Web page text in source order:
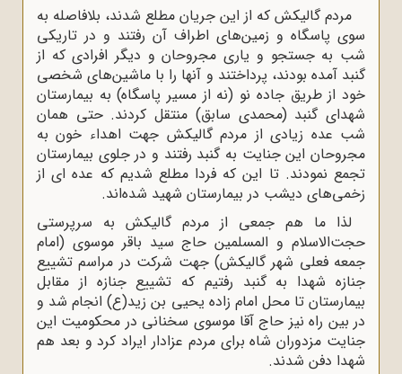
مردم گالیکش که از این جریان مطلع شدند، بلافاصله به
سوی پاسگاه و زمین‌های اطراف آن رفتند و در تاریکی
شب به جستجو و یاری مجروحان و دیگر افرادی که از
گنبد آمده بودند، پرداختند و آنها را با ماشین‌های شخصی
خود از طریق جاده نو (نه از مسیر پاسگاه) به بیمارستان
شهدای گنبد (محمدی سابق) منتقل کردند. حتی همان
شب عده زیادی از مردم گالیکش جهت اهداء خون به
مجروحان این جنایت به گنبد رفتند و در جلوی بیمارستان
تجمع نمودند. تا این که فردا مطلع شدیم که عده ای از
زخمی‌های دیشب در بیمارستان شهید شده‌اند.
لذا ما هم جمعی از مردم گالیکش به سرپرستی
حجت‌الاسلام و المسلمین حاج سید باقر موسوی (امام
جمعه فعلی شهر گالیکش) جهت شرکت در مراسم تشییع
جنازه شهدا به گنبد رفتیم که تشییع جنازه از مقابل
بیمارستان تا محل امام زاده یحیی بن زید(ع) انجام شد و
در بین راه نیز حاج آقا موسوی سخنانی در محکومیت این
جنایت مزدوران شاه برای مردم عزادار ایراد کرد و بعد هم
شهدا دفن شدند.